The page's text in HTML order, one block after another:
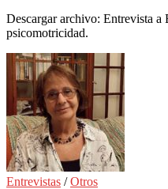
Descargar archivo: Entrevista a
psicomotricidad.
Entrevistas /Otros